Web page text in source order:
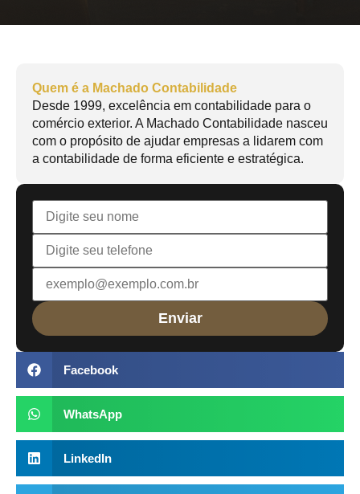
Quem é a Machado Contabilidade
Desde 1999, excelência em contabilidade para o
comércio exterior. A Machado Contabilidade nasceu
com o propósito de ajudar empresas a lidarem com
a contabilidade de forma eficiente e estratégica.
Facebook
WhatsApp
LinkedIn